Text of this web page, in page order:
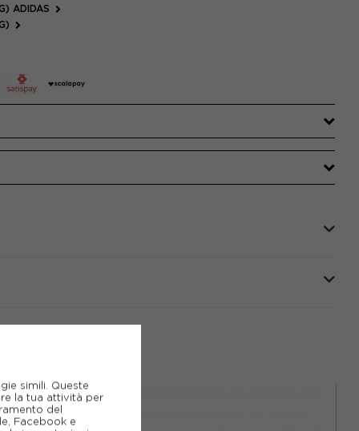
ADIDAS
simili. Queste
la tua attività per
del
Facebook e